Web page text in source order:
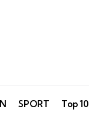
SPORT Top 10